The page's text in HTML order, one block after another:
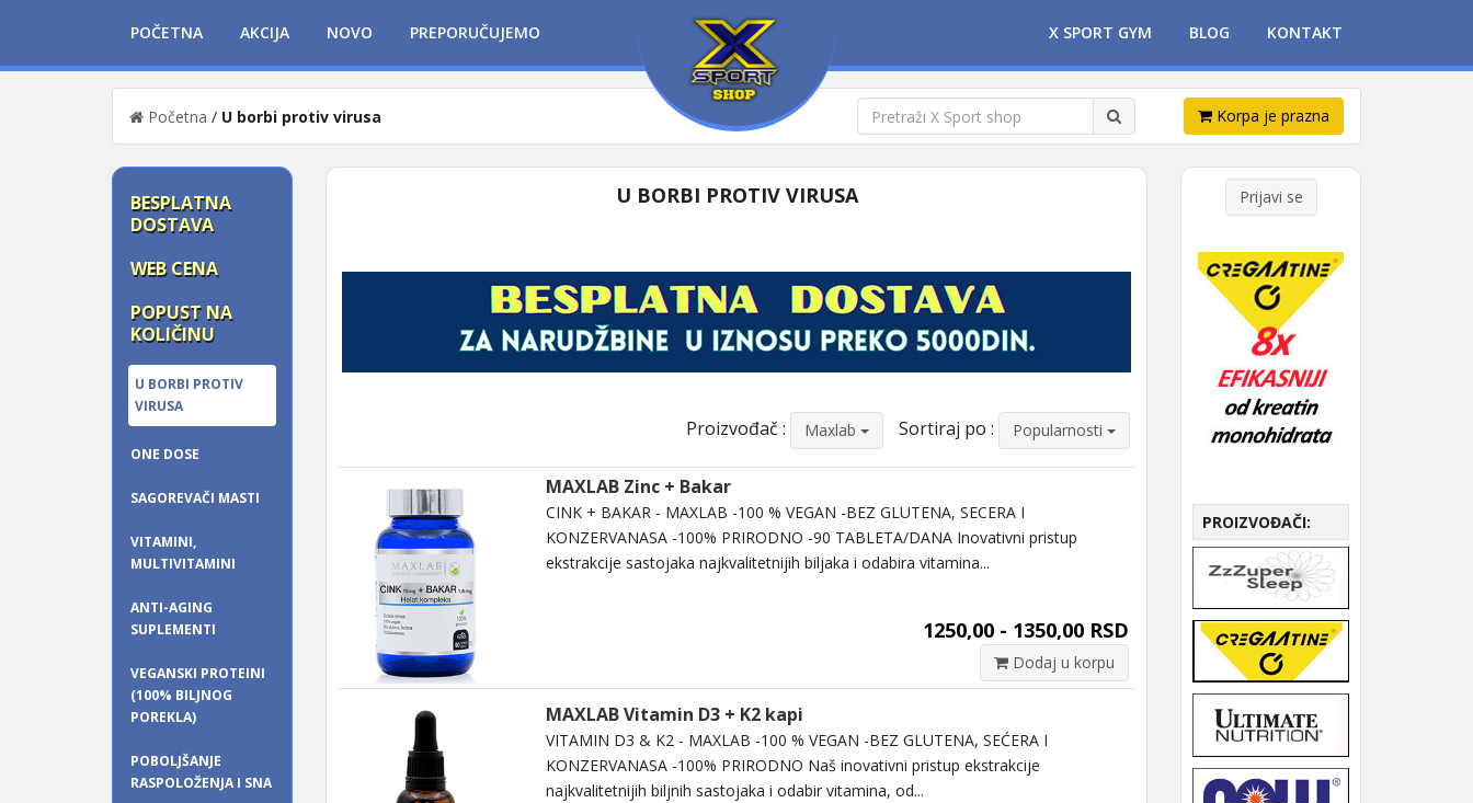
POČETNA AKCIJA NOVO PREPORUČUJEMO X SPORT GYM BLOG KONTAKT
Početna / U borbi protiv virusa Korpa je prazna
BESPLATNA
DOSTAVA
WEB CENA
POPUST NA
KOLIČINU
U BORBI PROTIV
VIRUSA
ONE DOSE
SAGOREVAČI MASTI
VITAMINI,
MULTIVITAMINI
ANTI-AGING
SUPLEMENTI
VEGANSKI PROTEINI
(100% BILJNOG
POREKLA)
POBOLJŠANJE
RASPOLOŽENJA I SNA
U BORBI PROTIV VIRUSA
Proizvođač : Maxlab Sortiraj po : Popularnosti
MAXLAB Zinc + Bakar
CINK + BAKAR - MAXLAB -100 % VEGAN -BEZ GLUTENA, SECERA I
KONZERVANASA -100% PRIRODNO -90 TABLETA/DANA Inovativni pristup
ekstrakcije sastojaka najkvalitetnijih biljaka i odabira vitamina...
1250,00 - 1350,00 RSD
Dodaj u korpu
MAXLAB Vitamin D3 + K2 kapi
VITAMIN D3 & K2 - MAXLAB -100 % VEGAN -BEZ GLUTENA, SEĆERA I
KONZERVANASA -100% PRIRODNO Naš inovativni pristup ekstrakcije
najkvalitetnijih biljnih sastojaka i odabir vitamina, od...
Prijavi se
PROIZVOĐAČI: